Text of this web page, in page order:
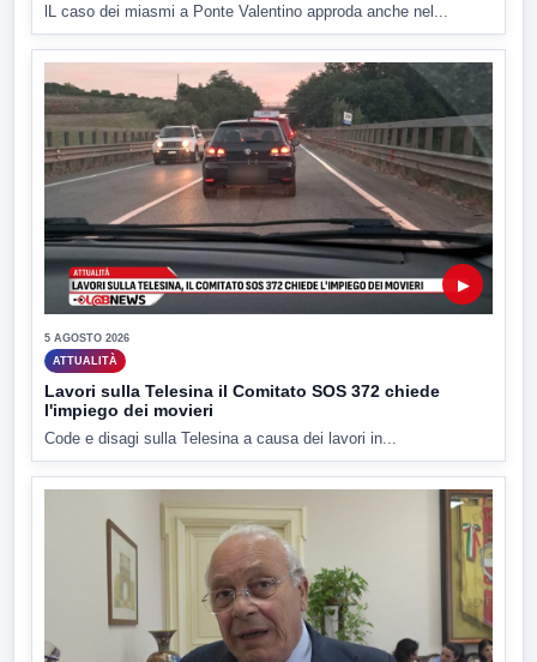
lL caso dei miasmi a Ponte Valentino approda anche nel...
▶
5 AGOSTO 2026
ATTUALITÀ
Lavori sulla Telesina il Comitato SOS 372 chiede
l'impiego dei movieri
Code e disagi sulla Telesina a causa dei lavori in...